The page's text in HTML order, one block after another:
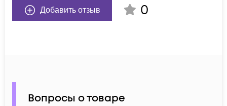
Добавить отзыв 0
Вопросы о товаре